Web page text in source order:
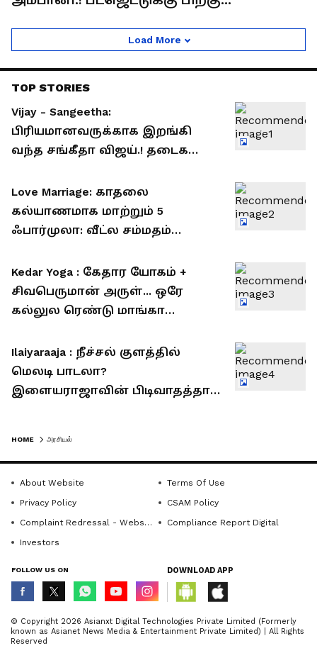
Load More
TOP STORIES
Vijay - Sangeetha:
பிரியமானவருக்காக இறங்கி
வந்த சங்கீதா விஜய்.! தடைகளை
சேர்த்தது யார் தெரியுமா?!
Love Marriage: காதலை
கல்யாணமாக மாற்றும் 5
ஃபார்முலா: வீட்ல சம்மதம்
Kedar Yoga : கேதார யோகம் +
சிவபெருமான் அருள்... ஒரே
கல்லுல ரெண்டு மாங்கா
Ilaiyaraaja : நீச்சல் குளத்தில்
மெலடி பாடலா?
இளையராஜாவின் பிடிவாதத்தால்
HOME அரசியல்
About Website
Terms Of Use
Privacy Policy
CSAM Policy
Complaint Redressal - Website
Compliance Report Digital
Investors
FOLLOW US ON DOWNLOAD APP
© Copyright 2026 Asianxt Digital Technologies Private Limited (Formerly
known as Asianet News Media & Entertainment Private Limited) | All Rights
Reserved